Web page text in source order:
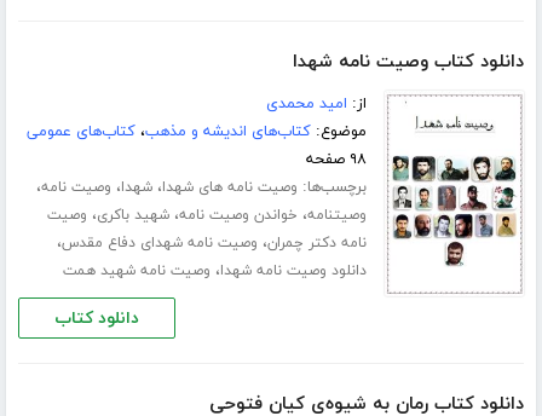
دانلود کتاب وصیت نامه شهدا
از: امید محمدی
موضوع:کتاب‌های اندیشه و مذهب،کتاب‌های عمومی
۹۸ صفحه
برچسب‌ها: وصیت نامه های شهدا،شهدا، وصیت نامه،
وصیتنامه، خواندن وصیت نامه،شهید باکری، وصیت
نامه دکتر چمران، وصیت نامه شهدای دفاع مقدس،
دانلود وصیت نامه شهدا، وصیت نامه شهید همت
دانلود کتاب
دانلود کتاب رمان به شیوه‌ی کیان فتوحی